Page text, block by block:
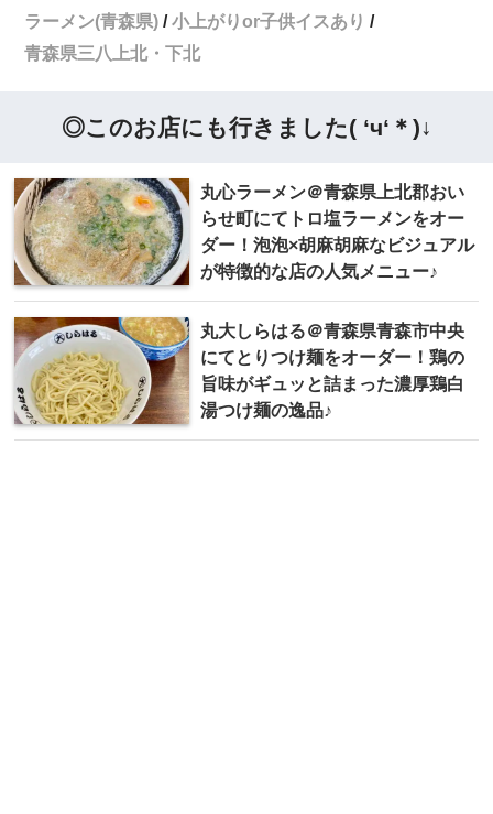
ラーメン(青森県)
小上がりor子供イスあり
青森県三八上北・下北
◎このお店にも行きました( ‘ч‘＊)↓
丸心ラーメン＠青森県上北郡おい
らせ町にてトロ塩ラーメンをオー
ダー！泡泡×胡麻胡麻なビジュアル
が特徴的な店の人気メニュー♪
丸大しらはる＠青森県青森市中央
にてとりつけ麺をオーダー！鶏の
旨味がギュッと詰まった濃厚鶏白
湯つけ麺の逸品♪